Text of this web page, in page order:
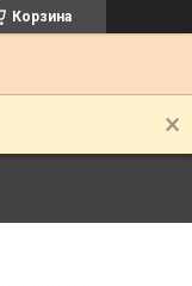
Корзина